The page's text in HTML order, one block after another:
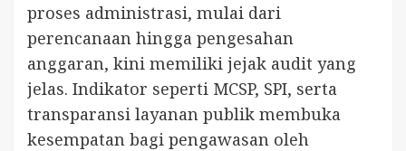
proses administrasi, mulai dari
perencanaan hingga pengesahan
anggaran, kini memiliki jejak audit yang
jelas. Indikator seperti MCSP, SPI, serta
transparansi layanan publik membuka
kesempatan bagi pengawasan oleh